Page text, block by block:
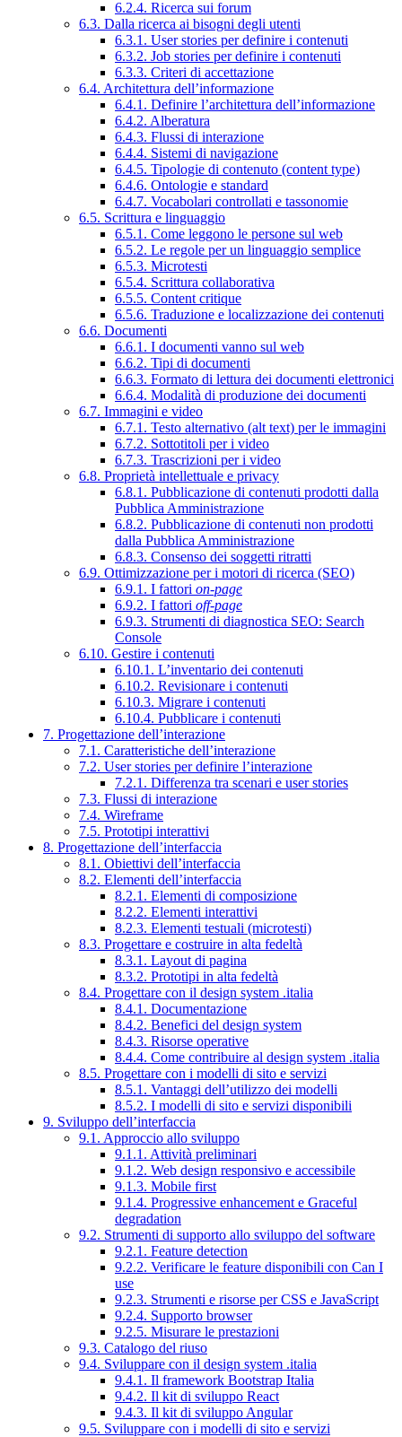
6.2.4. Ricerca sui forum
6.3. Dalla ricerca ai bisogni degli utenti
6.3.1. User stories per definire i contenuti
6.3.2. Job stories per definire i contenuti
6.3.3. Criteri di accettazione
6.4. Architettura dell’informazione
6.4.1. Definire l’architettura dell’informazione
6.4.2. Alberatura
6.4.3. Flussi di interazione
6.4.4. Sistemi di navigazione
6.4.5. Tipologie di contenuto (content type)
6.4.6. Ontologie e standard
6.4.7. Vocabolari controllati e tassonomie
6.5. Scrittura e linguaggio
6.5.1. Come leggono le persone sul web
6.5.2. Le regole per un linguaggio semplice
6.5.3. Microtesti
6.5.4. Scrittura collaborativa
6.5.5. Content critique
6.5.6. Traduzione e localizzazione dei contenuti
6.6. Documenti
6.6.1. I documenti vanno sul web
6.6.2. Tipi di documenti
6.6.3. Formato di lettura dei documenti elettronici
6.6.4. Modalità di produzione dei documenti
6.7. Immagini e video
6.7.1. Testo alternativo (alt text) per le immagini
6.7.2. Sottotitoli per i video
6.7.3. Trascrizioni per i video
6.8. Proprietà intellettuale e privacy
6.8.1. Pubblicazione di contenuti prodotti dalla
Pubblica Amministrazione
6.8.2. Pubblicazione di contenuti non prodotti
dalla Pubblica Amministrazione
6.8.3. Consenso dei soggetti ritratti
6.9. Ottimizzazione per i motori di ricerca (SEO)
6.9.1. I fattori on-page
6.9.2. I fattori off-page
6.9.3. Strumenti di diagnostica SEO: Search
Console
6.10. Gestire i contenuti
6.10.1. L’inventario dei contenuti
6.10.2. Revisionare i contenuti
6.10.3. Migrare i contenuti
6.10.4. Pubblicare i contenuti
7. Progettazione dell’interazione
7.1. Caratteristiche dell’interazione
7.2. User stories per definire l’interazione
7.2.1. Differenza tra scenari e user stories
7.3. Flussi di interazione
7.4. Wireframe
7.5. Prototipi interattivi
8. Progettazione dell’interfaccia
8.1. Obiettivi dell’interfaccia
8.2. Elementi dell’interfaccia
8.2.1. Elementi di composizione
8.2.2. Elementi interattivi
8.2.3. Elementi testuali (microtesti)
8.3. Progettare e costruire in alta fedeltà
8.3.1. Layout di pagina
8.3.2. Prototipi in alta fedeltà
8.4. Progettare con il design system .italia
8.4.1. Documentazione
8.4.2. Benefici del design system
8.4.3. Risorse operative
8.4.4. Come contribuire al design system .italia
8.5. Progettare con i modelli di sito e servizi
8.5.1. Vantaggi dell’utilizzo dei modelli
8.5.2. I modelli di sito e servizi disponibili
9. Sviluppo dell’interfaccia
9.1. Approccio allo sviluppo
9.1.1. Attività preliminari
9.1.2. Web design responsivo e accessibile
9.1.3. Mobile first
9.1.4. Progressive enhancement e Graceful
degradation
9.2. Strumenti di supporto allo sviluppo del software
9.2.1. Feature detection
9.2.2. Verificare le feature disponibili con Can I
use
9.2.3. Strumenti e risorse per CSS e JavaScript
9.2.4. Supporto browser
9.2.5. Misurare le prestazioni
9.3. Catalogo del riuso
9.4. Sviluppare con il design system .italia
9.4.1. Il framework Bootstrap Italia
9.4.2. Il kit di sviluppo React
9.4.3. Il kit di sviluppo Angular
9.5. Sviluppare con i modelli di sito e servizi